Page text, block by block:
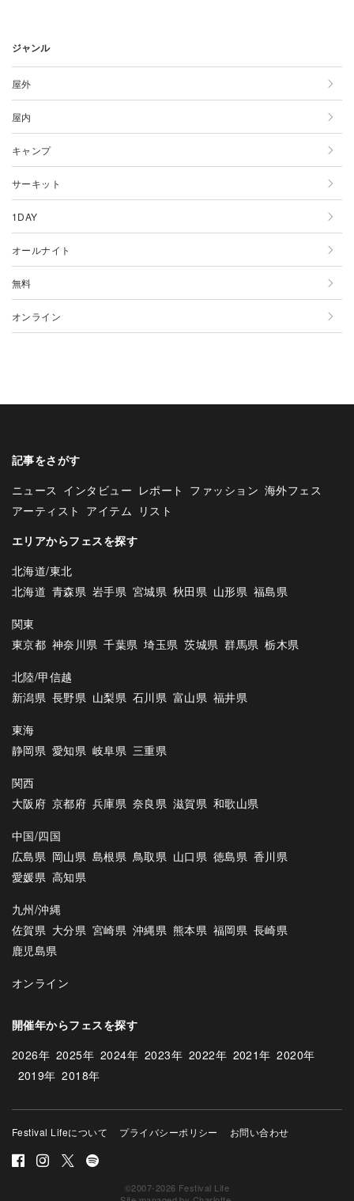
9月
10月
11月
12月
8月
9月
10月
11月
12月
7月
8月
9月
10月
11月
12月
6月
7月
8月
9月
10月
11月
12月
5月
6月
7月
8月
9月
10月
11月
12月
4月
5月
6月
7月
8月
9月
10月
11月
12月
3月
4月
5月
6月
7月
8月
9月
10月
11月
2月
3月
4月
5月
6月
7月
8月
9月
10月
1月
2月
3月
4月
5月
6月
7月
8月
9月
ジャンル
屋外
屋内
キャンプ
サーキット
1DAY
オールナイト
無料
オンライン
記事をさがす
ニュース インタビュー レポート ファッション 海外フェス
アーティスト アイテム リスト
エリアからフェスを探す
北海道/東北
北海道 青森県 岩手県 宮城県 秋田県 山形県 福島県
関東
東京都 神奈川県 千葉県 埼玉県 茨城県 群馬県 栃木県
北陸/甲信越
新潟県 長野県 山梨県 石川県 富山県 福井県
東海
静岡県 愛知県 岐阜県 三重県
関西
大阪府 京都府 兵庫県 奈良県 滋賀県 和歌山県
中国/四国
広島県 岡山県 島根県 鳥取県 山口県 徳島県 香川県
愛媛県 高知県
九州/沖縄
佐賀県 大分県 宮崎県 沖縄県 熊本県 福岡県 長崎県
鹿児島県
オンライン
開催年からフェスを探す
2026年 2025年 2024年 2023年 2022年 2021年 2020年
2019年 2018年
Festival Lifeについて プライバシーポリシー お問い合わせ
©2007-2026 Festival Life